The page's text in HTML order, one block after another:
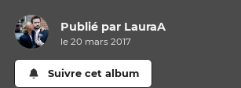
Publié par LauraA
le 20 mars 2017
Suivre cet album